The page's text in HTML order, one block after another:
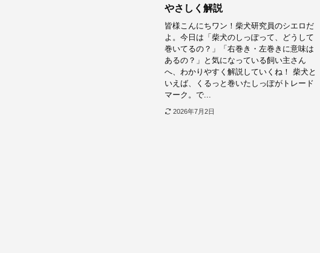
やさしく解説
皆様こんにちワン！柴犬研究員のシエロだ
よ。今日は「柴犬のしっぽって、どうして
巻いてるの？」「右巻き・左巻きに意味は
あるの？」と気になっている飼い主さん
へ、わかりやすく解説していくね！ 柴犬と
いえば、くるっと巻いたしっぽがトレード
マーク。で...
2026年7月2日